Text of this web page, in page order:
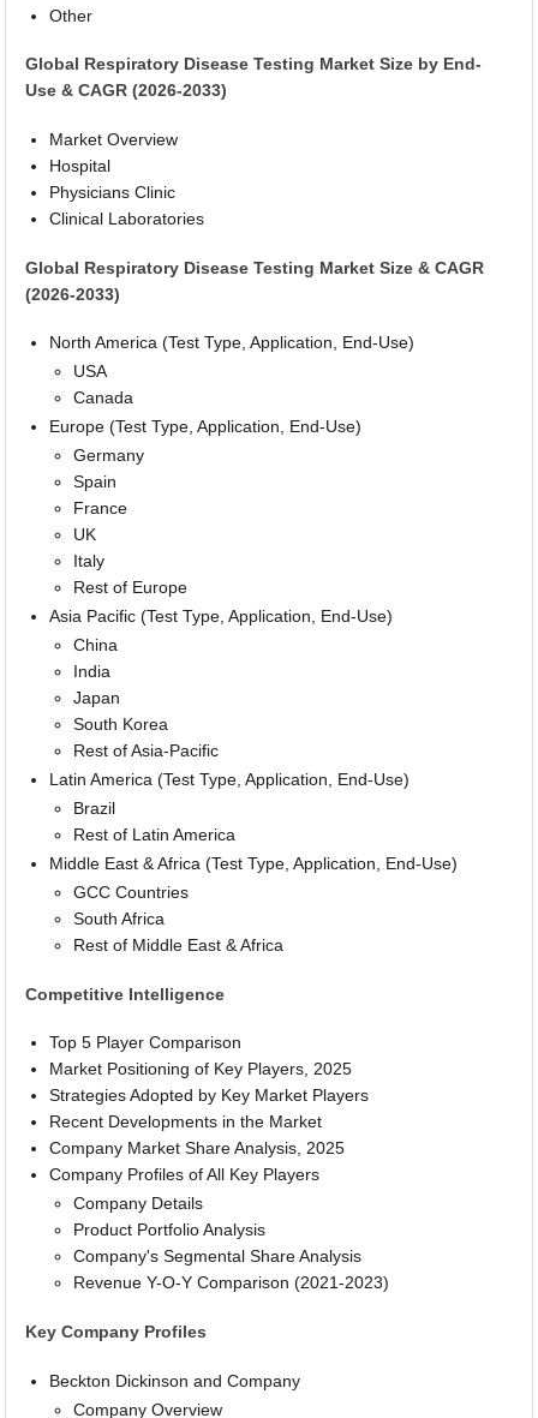
Other
Global Respiratory Disease Testing Market Size by End-
Use & CAGR (2026-2033)
Market Overview
Hospital
Physicians Clinic
Clinical Laboratories
Global Respiratory Disease Testing Market Size & CAGR
(2026-2033)
North America (Test Type, Application, End-Use)
USA
Canada
Europe (Test Type, Application, End-Use)
Germany
Spain
France
UK
Italy
Rest of Europe
Asia Pacific (Test Type, Application, End-Use)
China
India
Japan
South Korea
Rest of Asia-Pacific
Latin America (Test Type, Application, End-Use)
Brazil
Rest of Latin America
Middle East & Africa (Test Type, Application, End-Use)
GCC Countries
South Africa
Rest of Middle East & Africa
Competitive Intelligence
Top 5 Player Comparison
Market Positioning of Key Players, 2025
Strategies Adopted by Key Market Players
Recent Developments in the Market
Company Market Share Analysis, 2025
Company Profiles of All Key Players
Company Details
Product Portfolio Analysis
Company's Segmental Share Analysis
Revenue Y-O-Y Comparison (2021-2023)
Key Company Profiles
Beckton Dickinson and Company
Company Overview